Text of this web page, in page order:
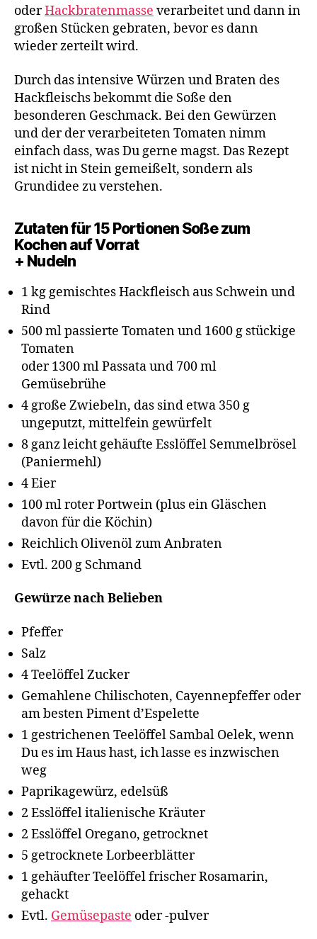
oderHackbratenmasse verarbeitet und dann in
großen Stücken gebraten, bevor es dann
wieder zerteilt wird.
Durch das intensive Würzen und Braten des
Hackfleischs bekommt die Soße den
besonderen Geschmack. Bei den Gewürzen
und der der verarbeiteten Tomaten nimm
einfach dass, was Du gerne magst. Das Rezept
ist nicht in Stein gemeißelt, sondern als
Grundidee zu verstehen.
Zutaten für 15 Portionen Soße zum
Kochen auf Vorrat
+ Nudeln
1 kg gemischtes Hackfleisch aus Schwein und
Rind
500 ml passierte Tomaten und 1600 g stückige
Tomaten
oder 1300 ml Passata und 700 ml
Gemüsebrühe
4 große Zwiebeln, das sind etwa 350 g
ungeputzt, mittelfein gewürfelt
8 ganz leicht gehäufte Esslöffel Semmelbrösel
(Paniermehl)
4 Eier
100 ml roter Portwein (plus ein Gläschen
davon für die Köchin)
Reichlich Olivenöl zum Anbraten
Evtl. 200 g Schmand
Gewürze nach Belieben
Pfeffer
Salz
4 Teelöffel Zucker
Gemahlene Chilischoten, Cayennepfeffer oder
am besten Piment d’Espelette
1 gestrichenen Teelöffel Sambal Oelek, wenn
Du es im Haus hast, ich lasse es inzwischen
weg
Paprikagewürz, edelsüß
2 Esslöffel italienische Kräuter
2 Esslöffel Oregano, getrocknet
5 getrocknete Lorbeerblätter
1 gehäufter Teelöffel frischer Rosamarin,
gehackt
Evtl. Gemüsepaste oder -pulver